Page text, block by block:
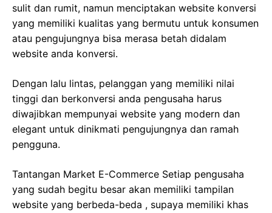
sulit dan rumit, namun menciptakan website konversi
yang memiliki kualitas yang bermutu untuk konsumen
atau pengujungnya bisa merasa betah didalam
website anda konversi.
Dengan lalu lintas, pelanggan yang memiliki nilai
tinggi dan berkonversi anda pengusaha harus
diwajibkan mempunyai website yang modern dan
elegant untuk dinikmati pengujungnya dan ramah
pengguna.
Tantangan Market E-Commerce Setiap pengusaha
yang sudah begitu besar akan memiliki tampilan
website yang berbeda-beda , supaya memiliki khas